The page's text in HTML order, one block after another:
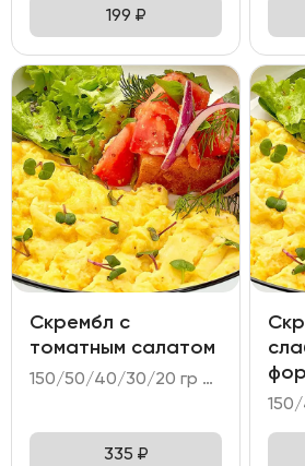
199 ₽
Скрембл с
томатным салатом
150/50/40/30/20 гр Состав: - яйцо куриное (3 шт); - салат томатный; - тартин пшеничный; - намазка сырная; - микс салата.
335 ₽